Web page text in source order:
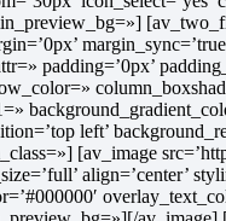
padding=’0px’
left’
[av_image
align=’center’